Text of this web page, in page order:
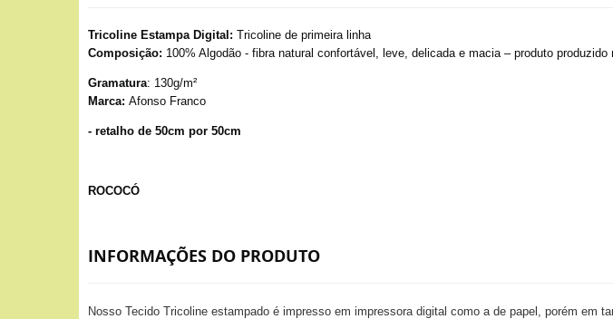
Tricoline Estampa Digital: Tricoline de primeira linha
Composição: 100% Algodão - fibra natural confortável, leve, delicada e macia – produto produzido
Gramatura: 130g/m²
Marca: Afonso Franco
- retalho de 50cm por 50cm
ROCOCÓ
INFORMAÇÕES DO PRODUTO
Nosso Tecido Tricoline estampado é impresso em impressora digital como a de papel, porém em